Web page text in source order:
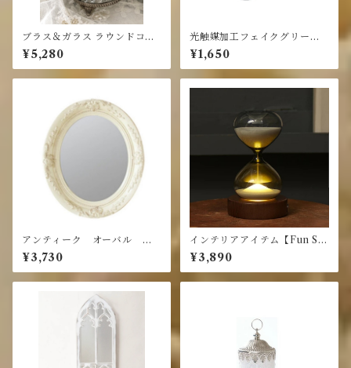
ブラス＆ガラス ラウンドコン
テナ（蓋付き) シルバー
¥5,280
光触媒加工フェイクグリー
ン ブラックポットTS コー
デックス
¥1,650
アンティーク オーバル ミ
ラー アイボリーS
¥3,730
インテリアアイテム【Fun Sci
ence】砂時計 15分計 LEDラ
イト付 グレー
¥3,890